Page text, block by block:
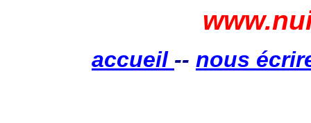
accueil -- nous